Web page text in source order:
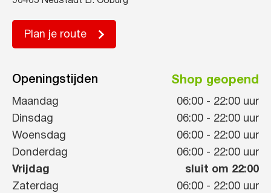
Plan je route
Openingstijden Shop geopend
Maandag 06:00 - 22:00 uur
Dinsdag
06:00 - 22:00 uur
Woensdag
06:00 - 22:00 uur
Donderdag
06:00 - 22:00 uur
Vrijdag
sluit om 22:00
Zaterdag
06:00 - 22:00 uur